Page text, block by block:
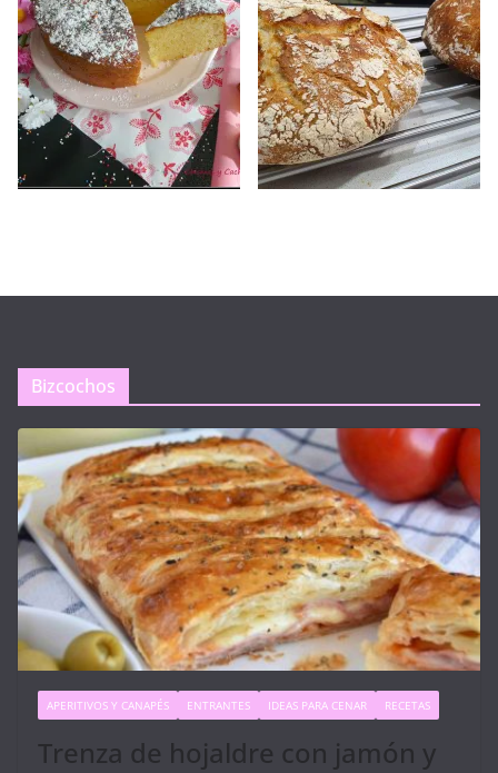
Bizcochos
APERITIVOS Y CANAPÉS ENTRANTES IDEAS PARA CENAR RECETAS
Trenza de hojaldre con jamón y